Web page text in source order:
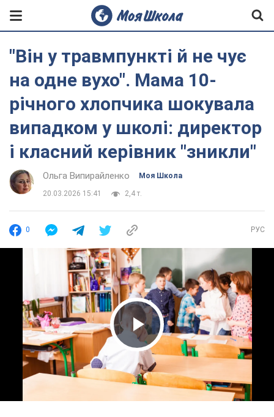
"Він у травмпункті й не чує
на одне вухо". Мама 10-
річного хлопчика шокувала
випадком у школі: директор
і класний керівник "зникли"
Ольга Випирайленко Моя Школа
20.03.2026 15:41 2,4 т.
0 РУС
Play Video